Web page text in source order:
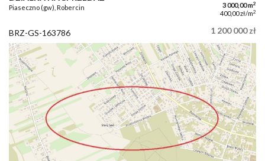
Piaseczno (gw), Robercin 3 000,00 m2
400,00 zł/m2
BRZ-GS-163786 1 200 000 zł